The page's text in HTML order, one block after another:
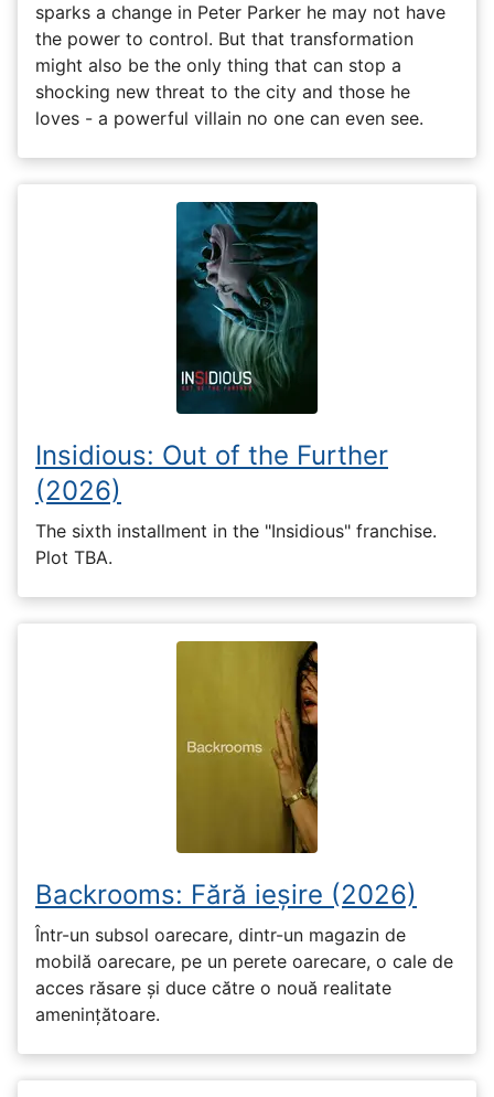
sparks a change in Peter Parker he may not have
the power to control. But that transformation
might also be the only thing that can stop a
shocking new threat to the city and those he
loves - a powerful villain no one can even see.
Insidious: Out of the Further
(2026)
The sixth installment in the "Insidious" franchise.
Plot TBA.
Backrooms: Fără ieșire (2026)
Într-un subsol oarecare, dintr-un magazin de
mobilă oarecare, pe un perete oarecare, o cale de
acces răsare și duce către o nouă realitate
amenințătoare.